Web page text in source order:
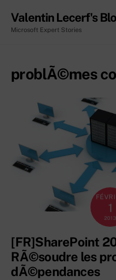
content
Valentin Lecerf's
Microsoft Expert Stories
problÃ©mes
1
2013
[FR]SharePoint
RÃ©soudre les
dÃ©pendances